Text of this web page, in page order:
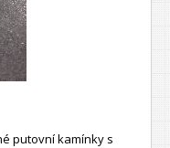
putovní kamínky s